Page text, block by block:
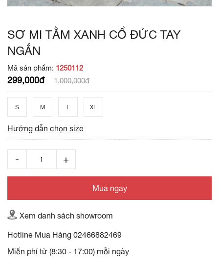
SƠ MI TẰM XANH CỔ ĐỨC TAY
NGẮN
Mã sản phẩm: 1250112
299,000đ 1,000,000đ
S M L XL
Hướng dẫn chọn size
Mua ngay
Xem danh sách showroom
Hotline Mua Hàng 02466882469
Miễn phí từ (8:30 - 17:00) mỗi ngày